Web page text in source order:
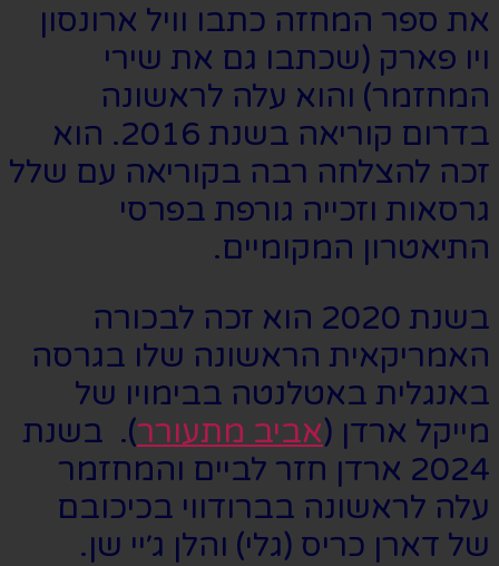
את ספר המחזה כתבו וויל ארונסון
ויו פארק (שכתבו גם את שירי
המחזמר) והוא עלה לראשונה
בדרום קוריאה בשנת 2016. הוא
זכה להצלחה רבה בקוריאה עם שלל
גרסאות וזכייה גורפת בפרסי
התיאטרון המקומיים.
בשנת 2020 הוא זכה לבכורה
האמריקאית הראשונה שלו בגרסה
באנגלית באטלנטה בבימויו של
מייקל ארדן (אביב מתעורר). בשנת
2024 ארדן חזר לביים והמחזמר
עלה לראשונה בברודווי בכיכובם
של דארן כריס (גלי) והלן ג׳יי שן.